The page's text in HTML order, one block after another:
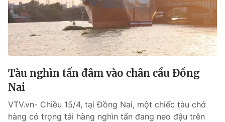
Thị trường 24h Tấm lòng Việt
VTV4 Vươn mình bằng AI
VTV9
Liên hệ tòa soạn English
Tàu nghìn tấn đâm vào chân cầu Đồng
Nai
VTV.vn- Chiều 15/4, tại Đồng Nai, một chiếc tàu chở
hàng có trọng tải hàng nghìn tấn đang neo đậu trên